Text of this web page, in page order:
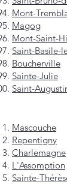
Mont-
Magog
Mont-Saint-
Saint-Basile-
Boucherville
Sainte-Julie
Saint-
Mascouche
Repentigny
Charlemagne
L'Assomption
Sainte-